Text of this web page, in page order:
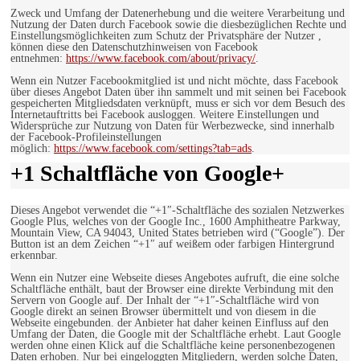
Zweck und Umfang der Datenerhebung und die weitere Verarbeitung und
Nutzung der Daten durch Facebook sowie die diesbezüglichen Rechte und
Einstellungsmöglichkeiten zum Schutz der Privatsphäre der Nutzer ,
können diese den Datenschutzhinweisen von Facebook
entnehmen: https://www.facebook.com/about/privacy/.
Wenn ein Nutzer Facebookmitglied ist und nicht möchte, dass Facebook
über dieses Angebot Daten über ihn sammelt und mit seinen bei Facebook
gespeicherten Mitgliedsdaten verknüpft, muss er sich vor dem Besuch des
Internetauftritts bei Facebook ausloggen. Weitere Einstellungen und
Widersprüche zur Nutzung von Daten für Werbezwecke, sind innerhalb
der Facebook-Profileinstellungen
möglich: https://www.facebook.com/settings?tab=ads.
+1 Schaltfläche von Google+
Dieses Angebot verwendet die “+1″-Schaltfläche des sozialen Netzwerkes
Google Plus, welches von der Google Inc., 1600 Amphitheatre Parkway,
Mountain View, CA 94043, United States betrieben wird (“Google”). Der
Button ist an dem Zeichen “+1″ auf weißem oder farbigen Hintergrund
erkennbar.
Wenn ein Nutzer eine Webseite dieses Angebotes aufruft, die eine solche
Schaltfläche enthält, baut der Browser eine direkte Verbindung mit den
Servern von Google auf. Der Inhalt der “+1″-Schaltfläche wird von
Google direkt an seinen Browser übermittelt und von diesem in die
Webseite eingebunden. der Anbieter hat daher keinen Einfluss auf den
Umfang der Daten, die Google mit der Schaltfläche erhebt. Laut Google
werden ohne einen Klick auf die Schaltfläche keine personenbezogenen
Daten erhoben. Nur bei eingeloggten Mitgliedern, werden solche Daten,